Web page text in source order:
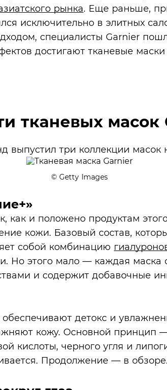
рынка. Еще раньше,
исключительно в элитных
специалисты Garnier
достигают тканевые
тканевых масок
выпустил три коллекции масок
© Getty Images
как и положено продуктам
кожи. Базовый состав,
собой комбинацию
Но этого мало — каждая маска
и содержит добавочные
детокс и
кожу. Основной принцип
кислоты, черного угля и
Продолжение — в обзоре.